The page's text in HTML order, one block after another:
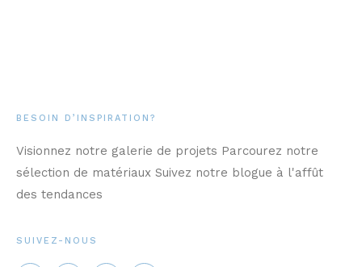
BESOIN D’INSPIRATION?
Visionnez notre galerie de projets Parcourez notre
sélection de matériaux Suivez notre blogue à l'affût
des tendances
SUIVEZ-NOUS